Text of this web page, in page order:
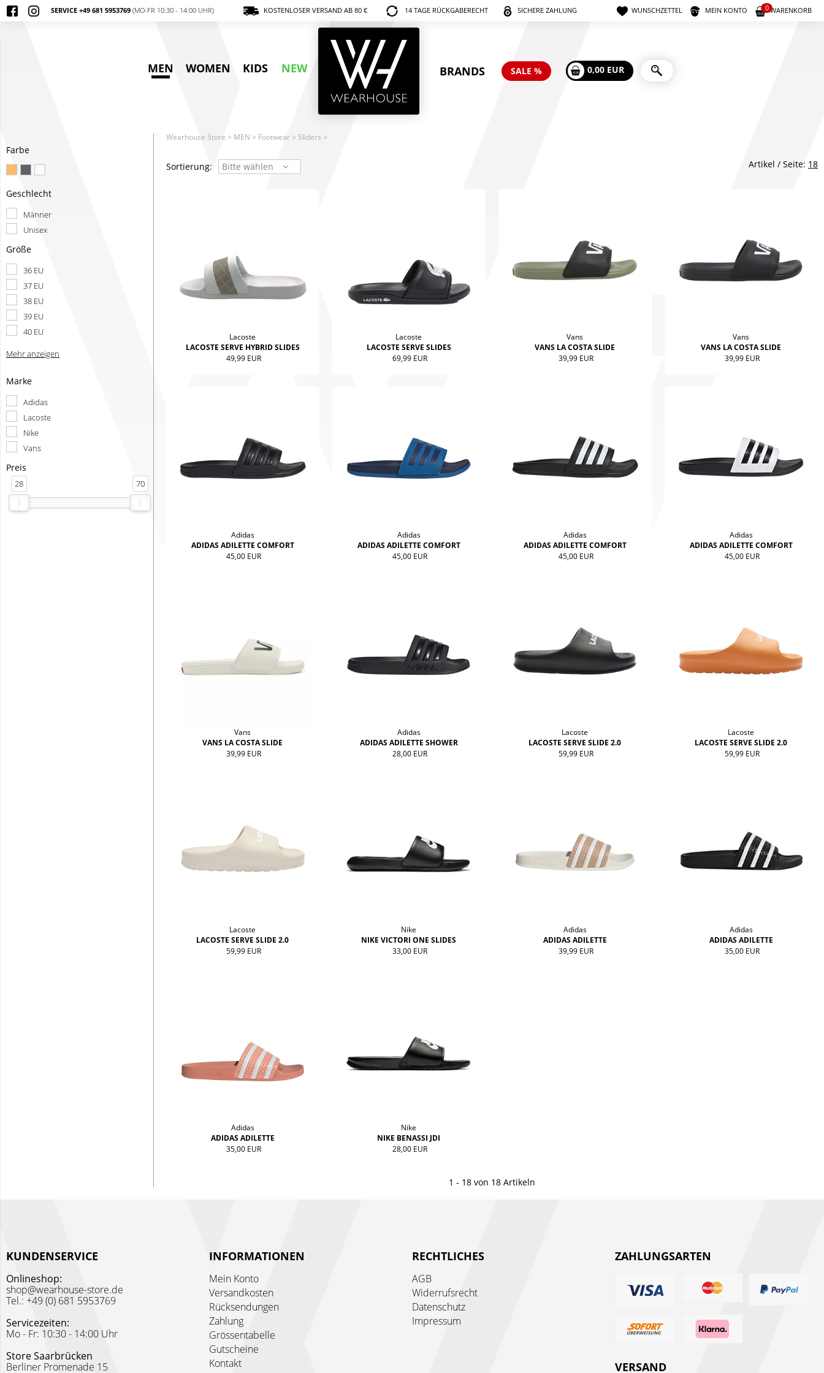
SERVICE +49 681 5953769 (MO-FR 10:30 - 14:00 UHR) KOSTENLOSER VERSAND AB 80 € 14 TAGE RÜCKGABERECHT SICHERE ZAHLUNG WUNSCHZETTEL MEIN KONTO 0WARENKORB
MEN WOMEN KIDS NEW BRANDS SALE % 0,00 EUR
Farbe
Geschlecht
Männer
Unisex
Größe
36 EU
37 EU
38 EU
39 EU
40 EU
Mehr anzeigen
Marke
Adidas
Lacoste
Nike
Vans
Preis
28 70
'
Wearhouse Store > MEN > Footwear> Sliders >
Sortierung: Bitte wählen Artikel / Seite: 18
Lacoste
LACOSTE SERVE HYBRID SLIDES
49,99 EUR
Lacoste
LACOSTE SERVE SLIDES
69,99 EUR
Vans
VANS LA COSTA SLIDE
39,99 EUR
Vans
VANS LA COSTA SLIDE
39,99 EUR
Adidas
ADIDAS ADILETTE COMFORT
45,00 EUR
Adidas
ADIDAS ADILETTE COMFORT
45,00 EUR
Adidas
ADIDAS ADILETTE COMFORT
45,00 EUR
Adidas
ADIDAS ADILETTE COMFORT
45,00 EUR
Vans
VANS LA COSTA SLIDE
39,99 EUR
Adidas
ADIDAS ADILETTE SHOWER
28,00 EUR
Lacoste
LACOSTE SERVE SLIDE 2.0
59,99 EUR
Lacoste
LACOSTE SERVE SLIDE 2.0
59,99 EUR
Lacoste
LACOSTE SERVE SLIDE 2.0
59,99 EUR
Nike
NIKE VICTORI ONE SLIDES
33,00 EUR
Adidas
ADIDAS ADILETTE
39,99 EUR
Adidas
ADIDAS ADILETTE
35,00 EUR
Adidas
ADIDAS ADILETTE
35,00 EUR
Nike
NIKE BENASSI JDI
28,00 EUR
1 - 18 von 18 Artikeln
KUNDENSERVICE
Onlineshop:
shop@wearhouse-store.de
Tel.: +49 (0) 681 5953769
Servicezeiten:
Mo - Fr: 10:30 - 14:00 Uhr
Store Saarbrücken
Berliner Promenade 15
INFORMATIONEN
Mein Konto
Versandkosten
Rücksendungen
Zahlung
Grössentabelle
Gutscheine
Kontakt
RECHTLICHES
AGB
Widerrufsrecht
Datenschutz
Impressum
ZAHLUNGSARTEN
VERSAND